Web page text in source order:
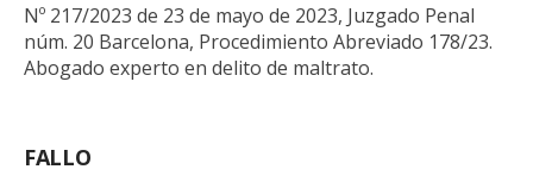
Nº 217/2023 de 23 de mayo de 2023, Juzgado Penal
núm. 20 Barcelona, Procedimiento Abreviado 178/23.
Abogado experto en delito de maltrato.
FALLO